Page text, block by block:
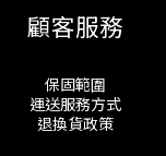
顧客服務
保固範圍
運送服務方式
退換貨政策